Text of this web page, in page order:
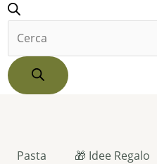
Pasta 🎁 Idee Regalo